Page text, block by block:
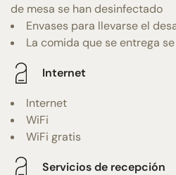
de mesa se han desinfectado
Envases para llevarse el
La comida que se entrega
Internet
Internet
WiFi
WiFi gratis
Servicios de recepción